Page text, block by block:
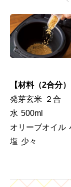
【材料（2合分）
発芽玄米 ２合
水 500ml
オリーブオイル
塩 少々